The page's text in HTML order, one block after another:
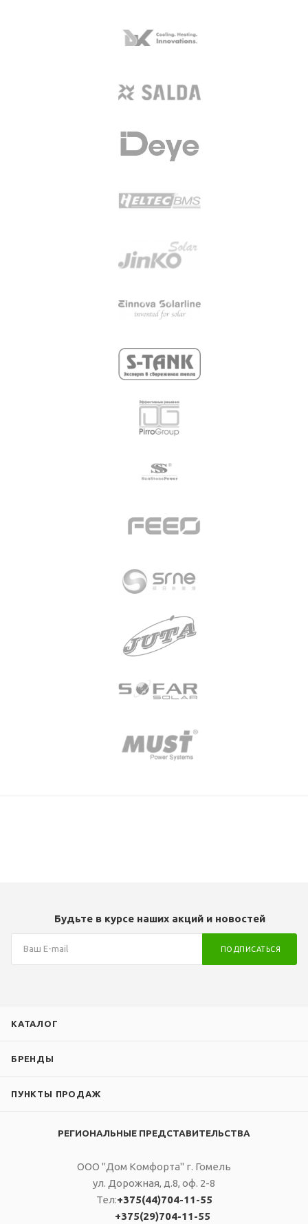
Будьте в курсе наших акций и новостей
ПОДПИСАТЬСЯ
КАТАЛОГ
БРЕНДЫ
ПУНКТЫ ПРОДАЖ
РЕГИОНАЛЬНЫЕ ПРЕДСТАВИТЕЛЬСТВА
ООО "Дом Комфорта" г. Гомель
ул. Дорожная, д.8, оф. 2-8
Тел:+375(44)704-11-55
+375(29)704-11-55